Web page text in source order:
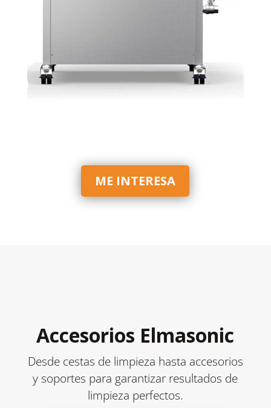
ME INTERESA
Accesorios Elmasonic
Desde cestas de limpieza hasta accesorios
y soportes para garantizar resultados de
limpieza perfectos.